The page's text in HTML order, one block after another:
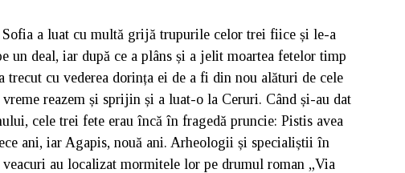
Sofia a luat cu multă grijă trupurile celor trei fiice și le-a
un deal, iar după ce a plâns și a jelit moartea fetelor timp
trecut cu vederea dorința ei de a fi din nou alături de cele
reazem și sprijin și a luat-o la Ceruri. Când și-au dat
cele trei fete erau încă în fragedă pruncie: Pistis avea
ani, iar Agapis, nouă ani. Arheologii și specialiștii în
au localizat mormitele lor pe drumul roman „Via